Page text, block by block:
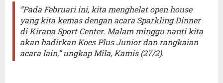
“Pada Februari ini, kita menghelat open house
yang kita kemas dengan acara Sparkling Dinner
di Kirana Sport Center. Malam minggu nanti kita
akan hadirkan Koes Plus Junior dan rangkaian
acara lain,” ungkap Mila, Kamis (27/2).